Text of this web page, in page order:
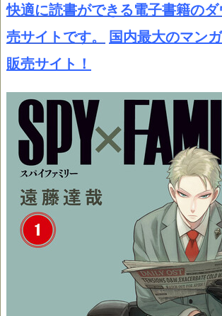
快適に読書ができる電子書籍のダ
売サイトです。
国内最大のマン
販売サイト！